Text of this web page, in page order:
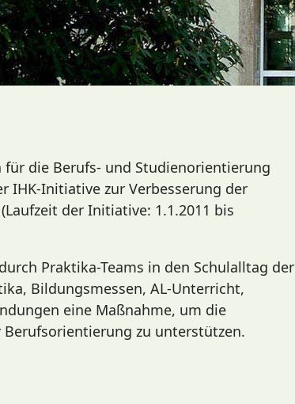
für die Berufs- und Studienorientierung
IHK-Initiative zur Verbesserung der
der Initiative: 1.1.2011 bis
Praktika-Teams in den Schulalltag der
Bildungsmessen, AL-Unterricht,
eine Maßnahme, um die
Berufsorientierung zu unterstützen.